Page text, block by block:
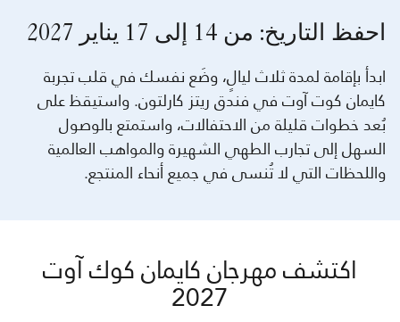
احفظ التاريخ: من 14 إلى 17 يناير 2027
ابدأ بإقامة لمدة ثلاث ليالٍ، وضَع نفسك في قلب تجربة
كايمان كوت آوت في فندق ريتز كارلتون. واستيقظ على
بُعد خطوات قليلة من الاحتفالات، واستمتع بالوصول
السهل إلى تجارب الطهي الشهيرة والمواهب العالمية
واللحظات التي لا تُنسى في جميع أنحاء المنتجع.
اكتشف مهرجان كايمان كوك آوت
2027